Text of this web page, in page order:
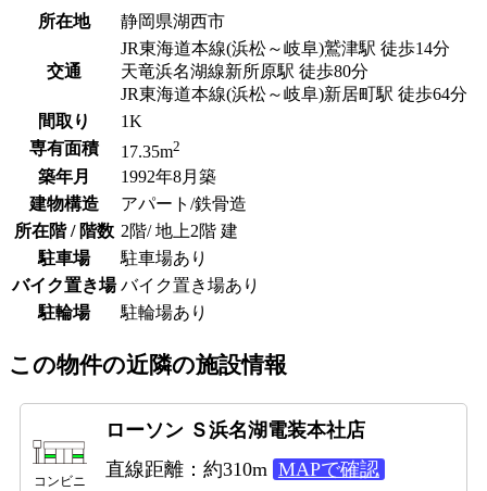
所在地 静岡県湖西市
交通
JR東海道本線(浜松～岐阜)鷲津駅 徒歩14分
天竜浜名湖線新所原駅 徒歩80分
JR東海道本線(浜松～岐阜)新居町駅 徒歩64分
間取り
1K
専有面積
17.35m2
築年月
1992年8月築
建物構造
アパート/鉄骨造
所在階 / 階数 2階/ 地上2階 建
駐車場
駐車場あり
バイク置き場 バイク置き場あり
駐輪場
駐輪場あり
この物件の近隣の施設情報
コンビニ
ローソン Ｓ浜名湖電装本社店
直線距離：約310m MAPで確認